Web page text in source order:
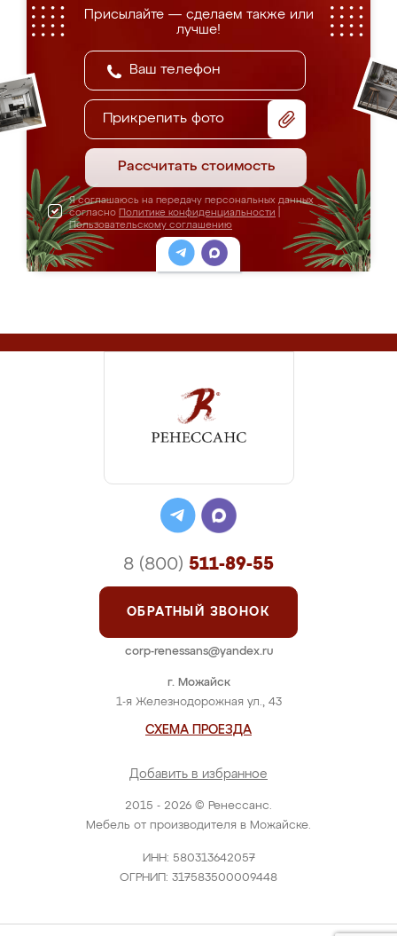
Присылайте — сделаем также или
лучше!
Прикрепить фото
Рассчитать стоимость
Я соглашаюсь на передачу персональных данных
согласно Политике конфиденциальности
Пользовательскому соглашению
2015 - 2026 © Ренессанс.
Мебель от производителя в Можайске.
ИНН: 580313642057
ОГРНИП: 317583500009448
г. Можайск
1-я Железнодорожная ул., 43
СХЕМА ПРОЕЗДА
Добавить в избранное
8 (800) 511-89-55
ОБРАТНЫЙ ЗВОНОК
corp-renessans@yandex.ru